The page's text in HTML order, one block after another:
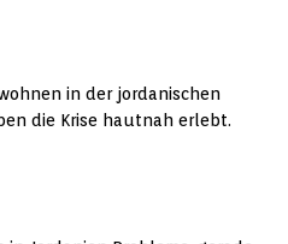
in der jordanischen
die Krise hautnah erlebt.